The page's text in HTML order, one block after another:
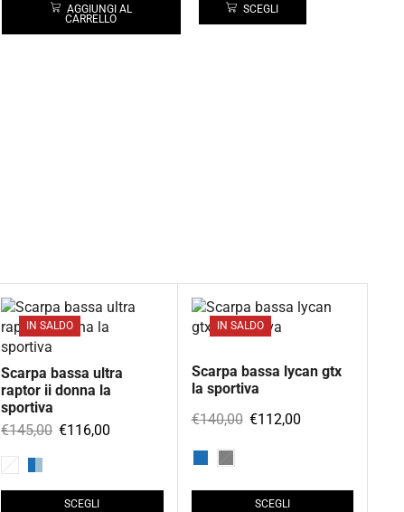
AGGIUNGI AL
CARRELLO
SCEGLI
IN SALDO
Scarpa bassa ultra
raptor ii donna la
sportiva
€145,00 €116,00
SCEGLI
IN SALDO
Scarpa bassa lycan gtx
la sportiva
€140,00 €112,00
SCEGLI